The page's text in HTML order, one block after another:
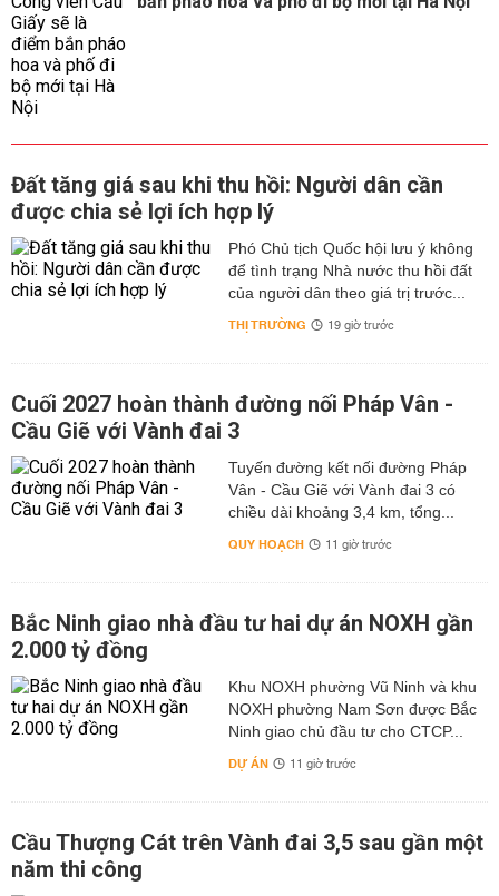
Đất tăng giá sau khi thu hồi: Người dân cần
được chia sẻ lợi ích hợp lý
Phó Chủ tịch Quốc hội lưu ý không
để tình trạng Nhà nước thu hồi đất
của người dân theo giá trị trước...
THỊ TRƯỜNG 19 giờ trước
Cuối 2027 hoàn thành đường nối Pháp Vân -
Cầu Giẽ với Vành đai 3
Tuyến đường kết nối đường Pháp
Vân - Cầu Giẽ với Vành đai 3 có
chiều dài khoảng 3,4 km, tổng...
QUY HOẠCH 11 giờ trước
Bắc Ninh giao nhà đầu tư hai dự án NOXH gần
2.000 tỷ đồng
Khu NOXH phường Vũ Ninh và khu
NOXH phường Nam Sơn được Bắc
Ninh giao chủ đầu tư cho CTCP...
DỰ ÁN 11 giờ trước
Cầu Thượng Cát trên Vành đai 3,5 sau gần một
năm thi công